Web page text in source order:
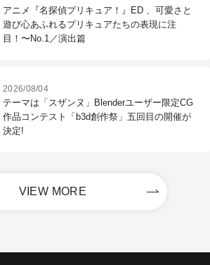
アニメ『名探偵プリキュア！』ED 、可愛さと
遊び心あふれるプリキュアたちの表現に注
目！〜No.1／演出篇
2026/08/04
テーマは「スザンヌ」Blenderユーザー限定CG
作品コンテスト「b3d創作祭」五回目の開催が
決定!
VIEW MORE